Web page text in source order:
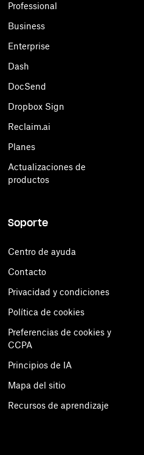
Professional
Business
Enterprise
Dash
DocSend
Dropbox Sign
Reclaim.ai
Planes
Actualizaciones de
productos
Soporte
Centro de ayuda
Contacto
Privacidad y condiciones
Política de cookies
Preferencias de cookies y
CCPA
Principios de IA
Mapa del sitio
Recursos de aprendizaje